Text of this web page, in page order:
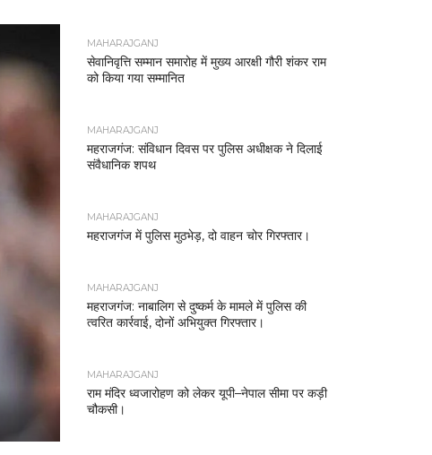
MAHARAJGANJ
सेवानिवृत्ति सम्मान समारोह में मुख्य आरक्षी गौरी शंकर राम
को किया गया सम्मानित
MAHARAJGANJ
महराजगंज: संविधान दिवस पर पुलिस अधीक्षक ने दिलाई
संवैधानिक शपथ
MAHARAJGANJ
महराजगंज में पुलिस मुठभेड़, दो वाहन चोर गिरफ्तार।
MAHARAJGANJ
महराजगंज: नाबालिग से दुष्कर्म के मामले में पुलिस की
त्वरित कार्रवाई, दोनों अभियुक्त गिरफ्तार।
MAHARAJGANJ
राम मंदिर ध्वजारोहण को लेकर यूपी–नेपाल सीमा पर कड़ी
चौकसी।